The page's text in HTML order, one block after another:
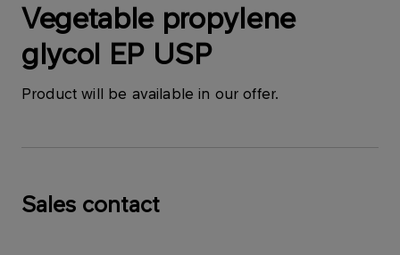
Vegetable propylene
glycol EP USP
Product will be available in our offer.
Sales contact